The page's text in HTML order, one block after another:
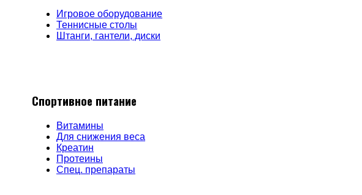
Игровое оборудование
Теннисные столы
Штанги, гантели, диски
Спортивное питание
Витамины
Для снижения веса
Креатин
Протеины
Спец. препараты